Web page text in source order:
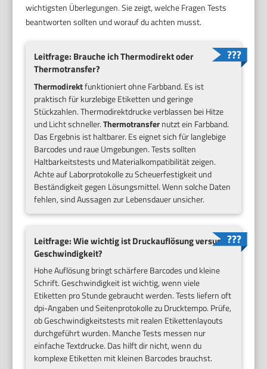
wichtigsten Überlegungen. Sie zeigt, welche Fragen Tests
beantworten sollten und worauf du achten musst.
Leitfrage: Brauche ich Thermodirekt oder
Thermotransfer?
Thermodirektfunktioniert ohne Farbband. Es ist
praktisch für kurzlebige Etiketten und geringe
Stückzahlen. Thermodirektdrucke verblassen bei Hitze
und Licht schneller.Thermotransfernutzt ein Farbband.
Das Ergebnis ist haltbarer. Es eignet sich für langlebige
Barcodes und raue Umgebungen. Tests sollten
Haltbarkeitstests und Materialkompatibilität zeigen.
Achte auf Laborprotokolle zu Scheuerfestigkeit und
Beständigkeit gegen Lösungsmittel. Wenn solche Daten
fehlen, sind Aussagen zur Lebensdauer unsicher.
Leitfrage: Wie wichtig ist Druckauflösung versus
Geschwindigkeit?
Hohe Auflösung bringt schärfere Barcodes und kleine
Schrift. Geschwindigkeit ist wichtig, wenn viele
Etiketten pro Stunde gebraucht werden. Tests liefern oft
dpi-Angaben und Seitenprotokolle zu Drucktempo. Prüfe,
ob Geschwindigkeitstests mit realen Etikettenlayouts
durchgeführt wurden. Manche Tests messen nur
einfache Textdrucke. Das hilft dir nicht, wenn du
komplexe Etiketten mit kleinen Barcodes brauchst.